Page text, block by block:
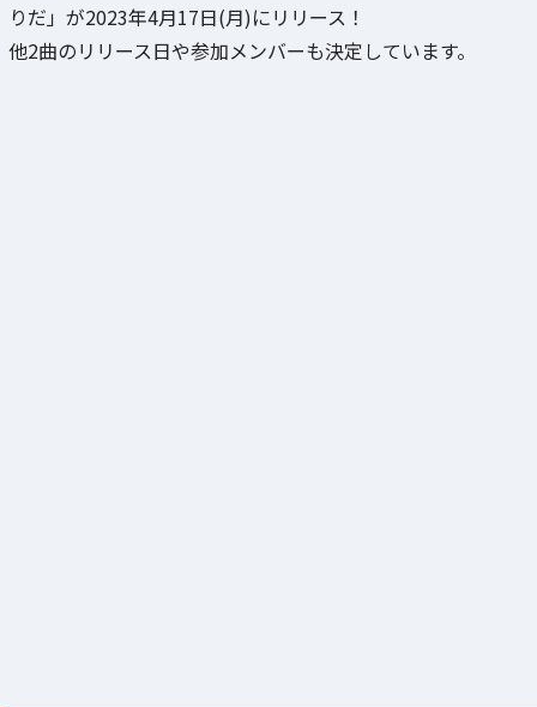
りだ」が2023年4月17日(月)にリリース！
他2曲のリリース日や参加メンバーも決定しています。